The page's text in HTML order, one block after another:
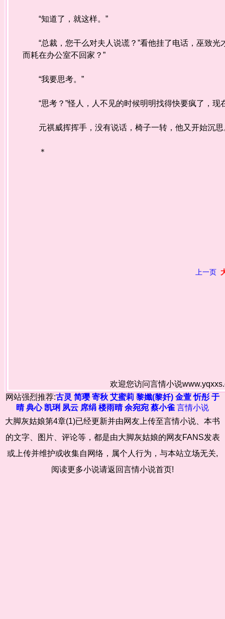
“知道了，就这样。”
“总裁，您干么对夫人说谎？”看他挂了电话，巫致光
而耗在办公室不回家？”
“我要思考。”
“思考？”怪人，人不见的时候明明找得快要疯了，
元祺威挥挥手，没有说话，椅子一转，他又开始沉思
＊
上一页
欢迎您访问言情小说
网站强烈推荐:古灵 简璎 寄秋 艾蜜莉 黎孅(黎奷) 金萱 忻彤 于
晴 典心 凯琍 夙云 席绢 楼雨晴 余宛宛 蔡小雀 言情小说
大脚灰姑娘第4章(1)已经更新并由网友上传至言情小说、本书
的文字、图片、评论等，都是由大脚灰姑娘的网友FANS发表
或上传并维护或收集自网络，属个人行为，与本站立场无关,
阅读更多小说请返回言情小说首页!